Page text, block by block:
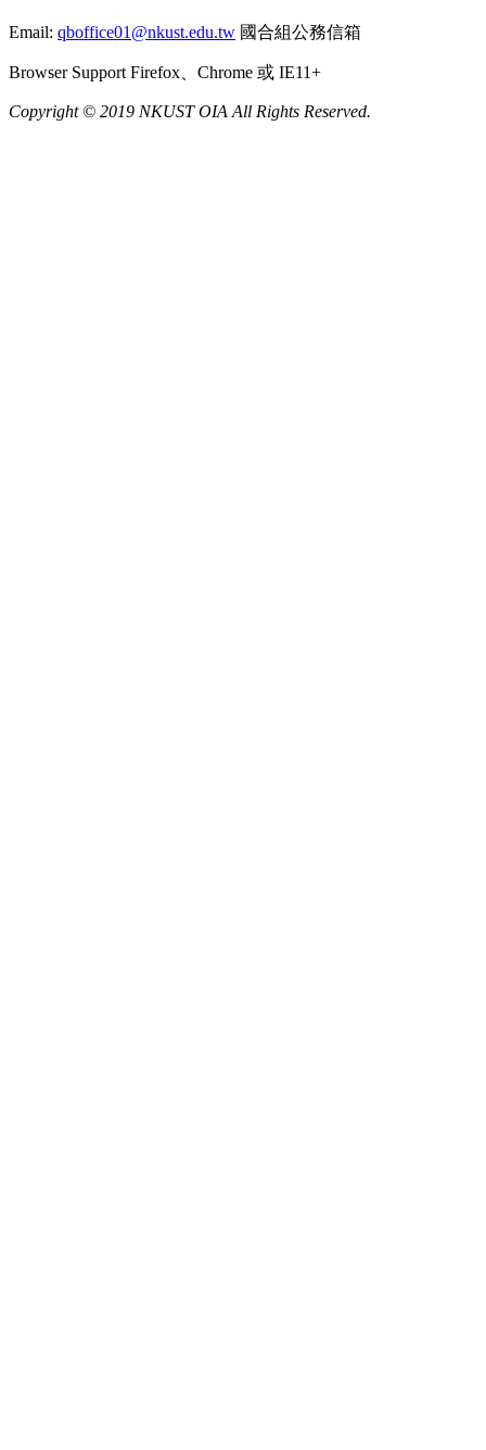
Email: qboffice01@nkust.edu.tw 國合組公務信箱
Browser Support Firefox、Chrome 或 IE11+
Copyright © 2019 NKUST OIA All Rights Reserved.